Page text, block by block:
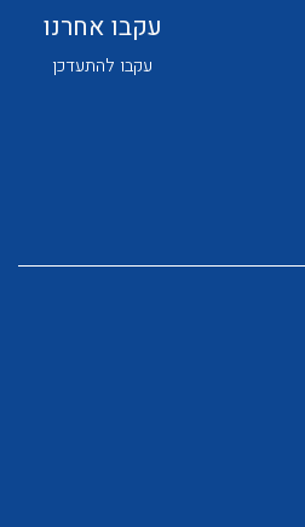
לכל מוצרי היצרן
עקבו אחרנו
עקבו להתעדכן